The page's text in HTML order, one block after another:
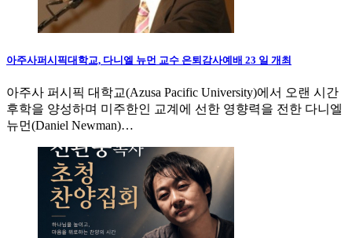
아주사퍼시픽대학교, 다니엘 뉴먼 교수 은퇴감사예배 23 일 개최
아주사 퍼시픽 대학교(Azusa Pacific University)에서 오랜 시간
후학을 양성하며 미주한인 교계에 선한 영향력을 전한 다니엘
뉴먼(Daniel Newman)…